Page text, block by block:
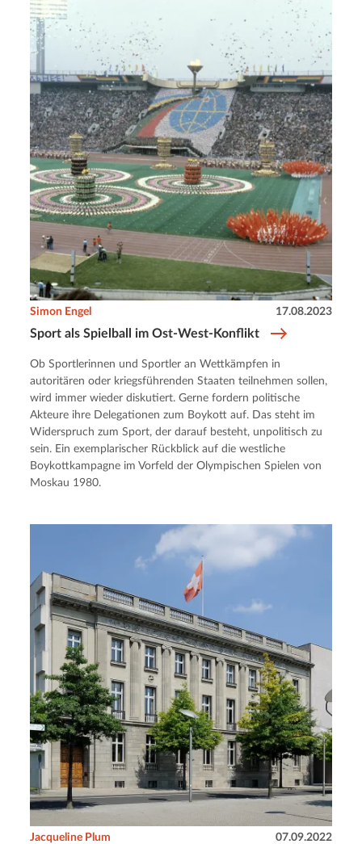
Sport als Spielball im Ost-West-Konflikt
Simon Engel 17.08.2023
Ob Sportlerinnen und Sportler an Wettkämpfen in
autoritären oder kriegsführenden Staaten teilnehmen sollen,
wird immer wieder diskutiert. Gerne fordern politische
Akteure ihre Delegationen zum Boykott auf. Das steht im
Widerspruch zum Sport, der darauf besteht, unpolitisch zu
sein. Ein exemplarischer Rückblick auf die westliche
Boykottkampagne im Vorfeld der Olympischen Spielen von
Moskau 1980.
Jacqueline Plum 07.09.2022